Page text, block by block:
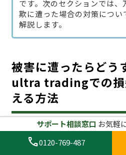
です。次のセクションでは、
欺に遭った場合の対策につい
解説します。
被害に遭ったらど
ultra tradingでの損
える方法
サポート相談窓口 お気軽
call0120-769-487